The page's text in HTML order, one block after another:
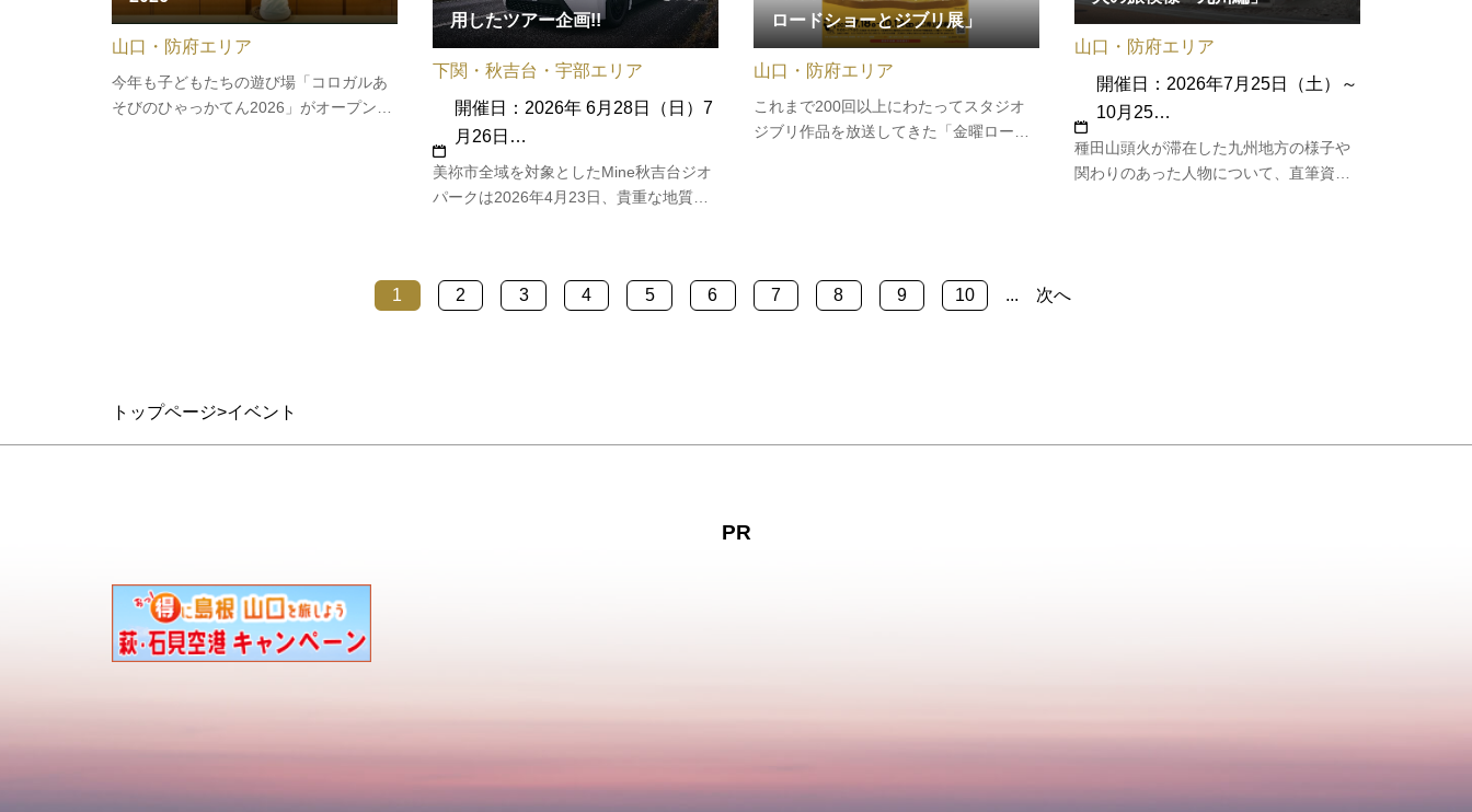
トップページ イベント
今年も子どもたちの遊び場「コロガルあ
そびのひゃっかてん2026」がオープン！
山口・防府エリア
用したツアー企画!!
美祢市全域を対象としたMine秋吉台ジオ
パークは2026年4月23日、貴重な地質遺
中国地方で唯一稼働する電気自動車バス
下関・秋吉台・宇部エリア
開催日：2026年 6月28日（日）7
月26日…
ロードショーとジブリ展」
これまで200回以上にわたってスタジオ
ジブリ作品を放送してきた「金曜ロード
山口・防府エリア
種田山頭火が滞在した九州地方の様子や
関わりのあった人物について、直筆資料
山口・防府エリア
開催日：2026年7月25日（土）～
10月25…
1 2 3 4 5 6 7 8 9 10 ... 次へ
PR